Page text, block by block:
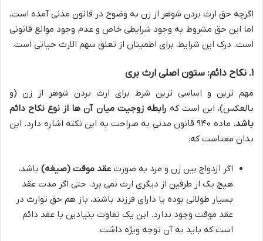
اگرچه حق ارث بردن شوهر از زن به وضوح در قانون مدنی آمده است،
اما این حق مشروط به وجود شرایطی خاص و عدم وجود موانع قانونی
است. درک این شرایط، برای اطمینان از تعلق سهم الارث حیاتی است.
۱. نکاح دائم: ستون اصلی ارث بری
مهم ترین و اساسی ترین شرط برای ارث بردن شوهر از زن (و
بالعکس)، این است که رابطه زوجیت میان آن ها از نوع نکاح دائم
باشد.
ماده ۹۴۰ قانون مدنی به صراحت به این نکته اشاره دارد. این
بدان معناست که:
اگر ازدواج بین زن و مرد به صورت عقد موقت (صیغه) باشد،
هیچ یک از طرفین از دیگری ارث نمی برد. حتی اگر مدت عقد
بسیار طولانی بوده یا دارای فرزند باشند، باز هم حق توارث در
عقد موقت وجود ندارد. این یک تفاوت بنیادین با عقد دائم
است که باید به آن توجه ویژه داشت.